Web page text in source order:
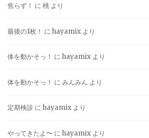
焦らず！ に 桃 より
最後の1枚！ に hayamix より
体を動かそっ！ に hayamix より
体を動かそっ！ に みんみん より
定期検診 に hayamix より
やってきたよ〜 に hayamix より